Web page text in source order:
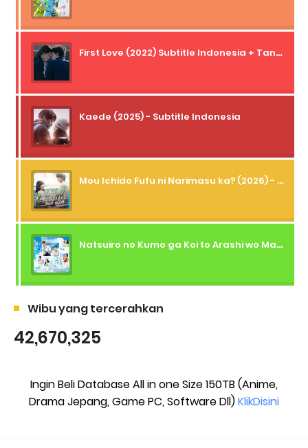
First Love (2022) Subtitle Indonesia + Tanpa Iklan + Streaming + 1080p
Kaede (2025) - Subtitle Indonesia
Mou Ichido Fufu ni Narimasu ka? (2026) - 01 Subtitle Indonesia
Natsuiro no Kumo ga Koi to Arashi wo Makiokosu (2026) - 01 Subtitle Indonesia
Wibu yang tercerahkan
42,670,325
Ingin Beli Database All in one Size 150TB (Anime,
Drama Jepang, Game PC, Software Dll)KlikDisini